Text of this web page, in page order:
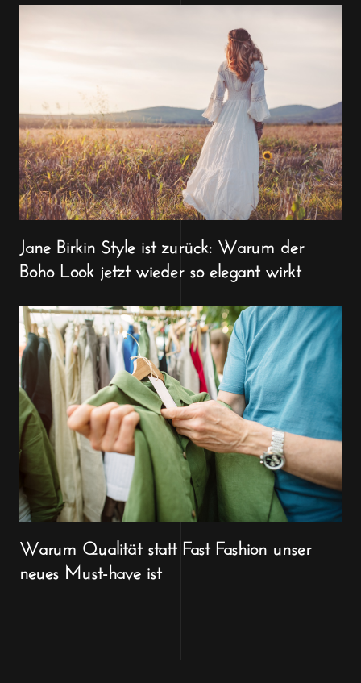
Jane Birkin Style ist zurück: Warum der
Boho Look jetzt wieder so elegant wirkt
Warum Qualität statt Fast Fashion unser
neues Must-have ist